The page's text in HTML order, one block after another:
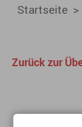
Startseite
Zurück zur